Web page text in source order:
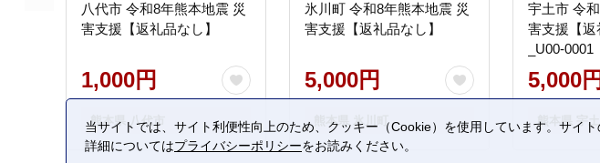
八代市 令和8年熊本地震 災
害支援【返礼品なし】
1,000円
熊本県 八代市
氷川町 令和8年熊本地震 災
害支援【返礼品なし】
5,000円
熊本県 氷川町
宇土市 令
害支援【返
_U00-0001
5,000円
熊本県 宇
当サイトでは、サイト利便性向上のため、クッキー（Cookie）を使用しています。サイ
詳細についてはプライバシーポリシーをお読みください。